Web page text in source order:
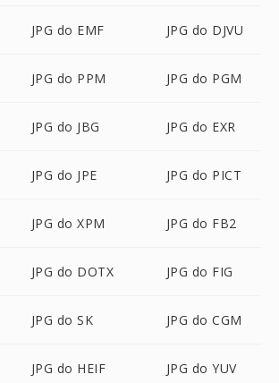
JPG do EMF JPG do DJVU
JPG do PPM JPG do PGM
JPG do JBG JPG do EXR
JPG do JPE JPG do PICT
JPG do XPM JPG do FB2
JPG do DOTX JPG do FIG
JPG do SK JPG do CGM
JPG do HEIF JPG do YUV